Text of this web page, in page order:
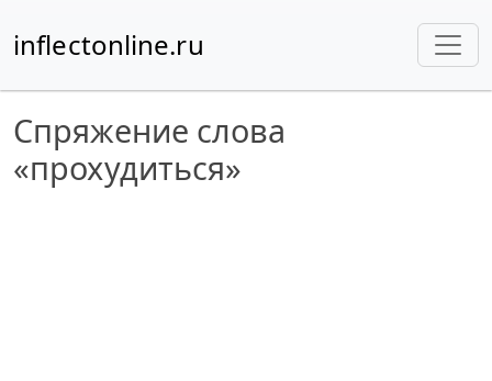
inflectonline.ru
Спряжение слова
«прохудиться»